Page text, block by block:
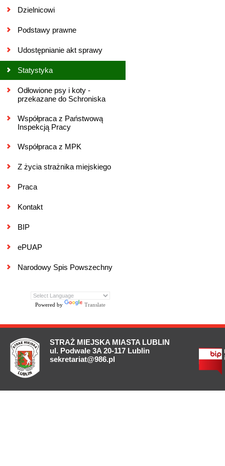
Dzielnicowi
Podstawy prawne
Udostępnianie akt sprawy
Statystyka
Odłowione psy i koty -
przekazane do Schroniska
Współpraca z Państwową
Inspekcją Pracy
Współpraca z MPK
Z życia strażnika miejskiego
Praca
Kontakt
BIP
ePUAP
Narodowy Spis Powszechny
Powered by Translate
STRAŻ MIEJSKA MIASTA LUBLIN
ul. Podwale 3A 20-117 Lublin
sekretariat@986.pl